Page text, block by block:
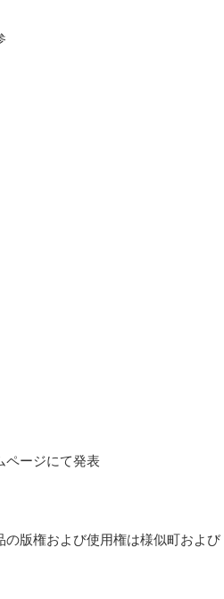
ページにて発表
版権および使用権は様似町および